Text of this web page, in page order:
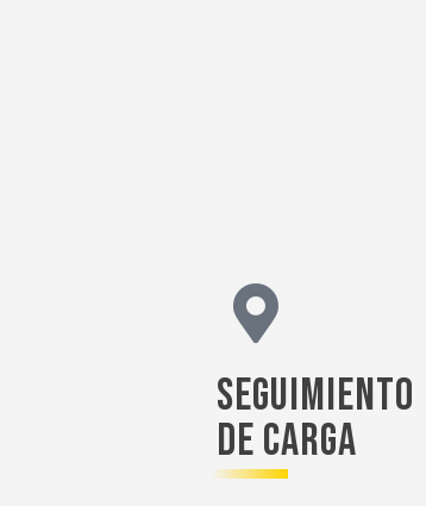
Seguimiento
de carga